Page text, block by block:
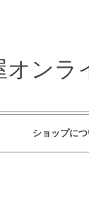
オンラ
ショップに